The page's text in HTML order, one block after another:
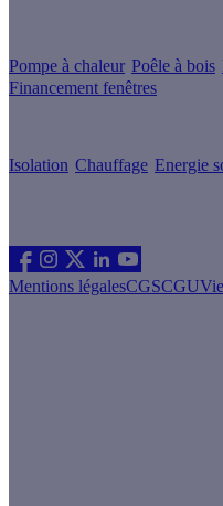
Pompe à chaleur Poêle à bois
Financement fenêtres
Isolation Chauffage Energie
Mentions légalesCGSCGU